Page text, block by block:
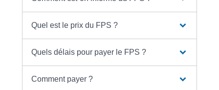
Quel est le prix du FPS ?
Quels délais pour payer le FPS ?
Comment payer ?